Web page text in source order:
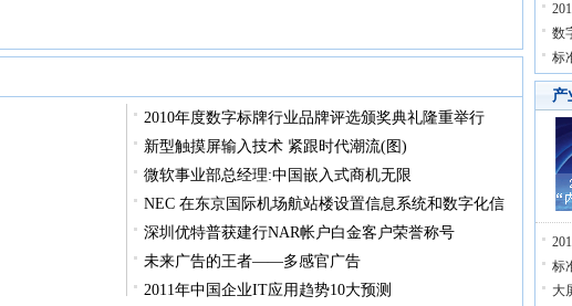
2010年度数字标牌行业品牌评选颁奖典礼隆重举行
新型触摸屏输入技术 紧跟时代潮流(图)
微软事业部总经理:中国嵌入式商机无限
NEC 在东京国际机场航站楼设置信息系统和数字化信
深圳优特普获建行NAR帐户白金客户荣誉称号
未来广告的王者——多感官广告
2011年中国企业IT应用趋势10大预测
数
标
产
标
大